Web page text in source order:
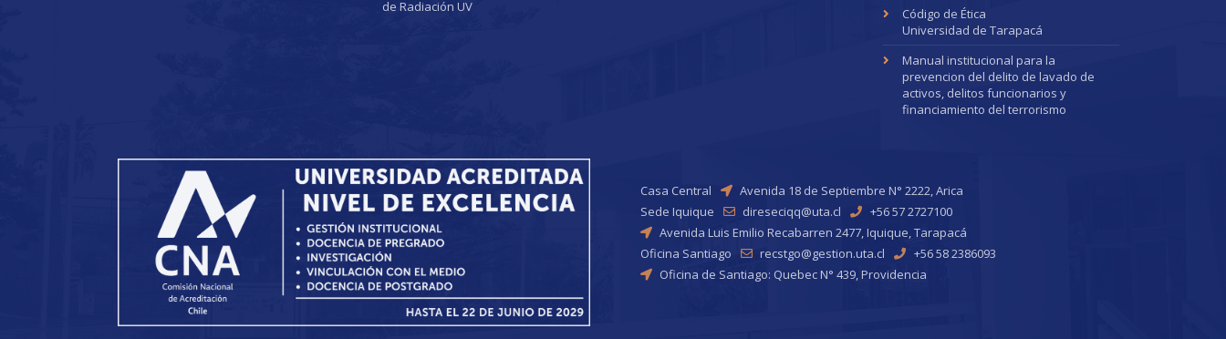
de Radiación UV
Código de Ética
Universidad de Tarapacá
Manual institucional para la
prevencion del delito de lavado de
activos, delitos funcionarios y
financiamiento del terrorismo
Casa Central
Avenida 18 de Septiembre N° 2222, Arica
Sede Iquique
direseciqq@uta.cl
+56 57 2727100
Avenida Luis Emilio Recabarren 2477, Iquique, Tarapacá
Oficina Santiago
recstgo@gestion.uta.cl
+56 58 2386093
Oficina de Santiago: Quebec N° 439, Providencia